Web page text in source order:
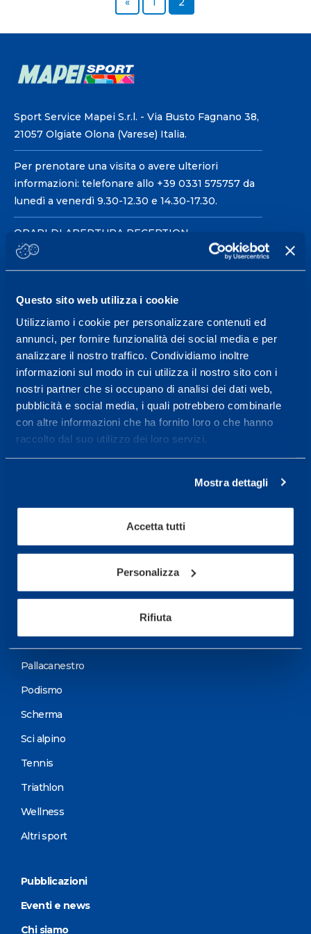
Questo sito web utilizza i cookie
Utilizziamo i cookie per personalizzare contenuti ed
annunci, per fornire funzionalità dei social media e per
analizzare il nostro traffico. Condividiamo inoltre
informazioni sul modo in cui utilizza il nostro sito con i
nostri partner che si occupano di analisi dei dati web,
pubblicità e social media, i quali potrebbero combinarle
con altre informazioni che ha fornito loro o che hanno
raccolto dal suo utilizzo dei loro servizi.
Mostra dettagli
Accetta tutti
Personalizza
Rifiuta
Sport Service Mapei S.r.l. - Via Busto Fagnano 38,
21057 Olgiate Olona (Varese) Italia.
Per prenotare una visita o avere ulteriori
informazioni: telefonare allo +39 0331 575757 da
lunedì a venerdì 9.30-12.30 e 14.30-17.30.
ORARI DI APERTURA RECEPTION
Da Lunedì al Venerdì
08.30 - 18.30
Centro servizi per l'alta
prestazione ed il
wellness.
Maggiori informazioni
Servizi
Programmazione Allenamento
Calcio
Pallacanestro
Podismo
Scherma
Sci alpino
Tennis
Triathlon
Wellness
Altri sport
Pubblicazioni
Eventi e news
Chi siamo